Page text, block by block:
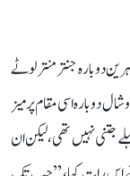
دوبارہ جنتر منتر لوٹے
دوبارہ اسی مقام پر میز
جتنی نہیں تھی، لیکن ان